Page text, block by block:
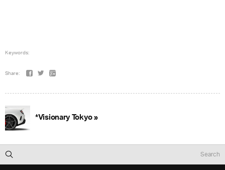
Keywords:
Share:
*Visionary Tokyo »